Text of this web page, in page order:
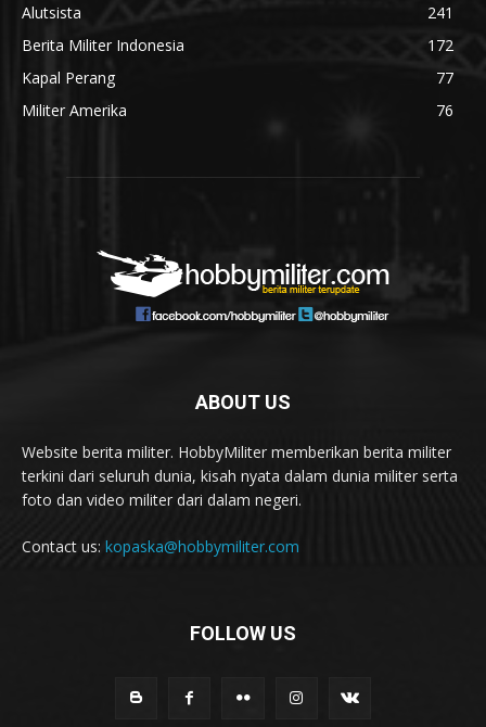
Alutsista
241
Berita Militer Indonesia
172
Kapal Perang
77
Militer Amerika
76
ABOUT US
Website berita militer. HobbyMiliter memberikan berita militer
terkini dari seluruh dunia, kisah nyata dalam dunia militer serta
foto dan video militer dari dalam negeri.
Contact us: kopaska@hobbymiliter.com
FOLLOW US